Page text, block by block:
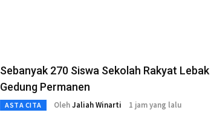
Sebanyak 270 Siswa Sekolah Rakyat
Gedung Permanen
ASTA CITA OlehJaliah Winarti 1 jam yang lalu